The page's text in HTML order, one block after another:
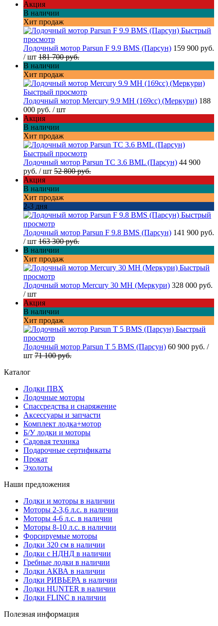
Акция
В наличии
Хит продаж
Быстрый
просмотр
Лодочный мотор Parsun F 9.9 BMS (Парсун) 159 900 руб.
/ шт 181 700 руб.
В наличии
Хит продаж
Быстрый просмотр
Лодочный мотор Mercury 9.9 MH (169cc) (Меркури) 188
000 руб. / шт
Акция
В наличии
Хит продаж
Быстрый просмотр
Лодочный мотор Parsun TC 3.6 BML (Парсун) 44 900
руб. / шт 52 800 руб.
Акция
В наличии
Хит продаж
2-3 дня
Быстрый
просмотр
Лодочный мотор Parsun F 9.8 BMS (Парсун) 141 900 руб.
/ шт 163 300 руб.
В наличии
Хит продаж
Быстрый
просмотр
Лодочный мотор Mercury 30 MH (Меркури) 328 000 руб.
/ шт
Акция
В наличии
Хит продаж
Быстрый
просмотр
Лодочный мотор Parsun T 5 BMS (Парсун) 60 900 руб. /
шт 71 100 руб.
Каталог
Лодки ПВХ
Лодочные моторы
Спассредства и снаряжение
Аксессуары и запчасти
Комплект лодка+мотор
Б/У лодки и моторы
Садовая техника
Подарочные сертификаты
Прокат
Эхолоты
Наши предложения
Лодки и моторы в наличии
Моторы 2-3,6 л.с. в наличии
Моторы 4-6 л.с. в наличии
Моторы 8-10 л.с. в наличии
Форсируемые моторы
Лодки 320 см в наличии
Лодки с НДНД в наличии
Гребные лодки в наличии
Лодки АКВА в наличии
Лодки РИВЬЕРА в наличии
Лодки HUNTER в наличии
Лодки FLINC в наличии
Полезная информация